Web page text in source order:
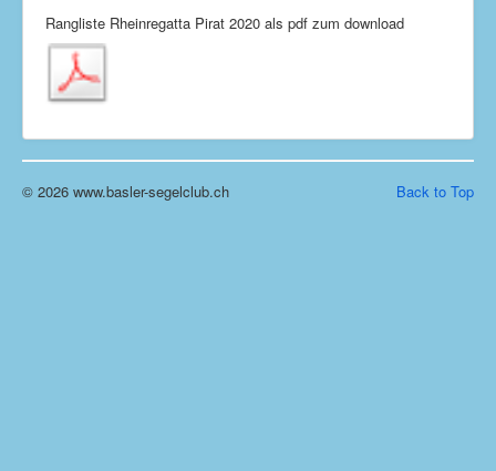
Rangliste Rheinregatta Pirat 2020 als pdf zum download
Back to Top
© 2026 www.basler-segelclub.ch